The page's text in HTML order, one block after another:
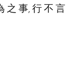
之 事, 行 不 言